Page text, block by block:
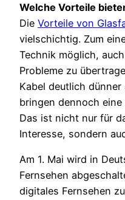
Welche Vorteile
Die Vorteile von
vielschichtig. Zum
Technik möglich,
Probleme zu
Kabel deutlich
bringen dennoch
Das ist nicht nur für
Interesse, sondern
Am 1. Mai wird in
Fernsehen
digitales Fernsehen